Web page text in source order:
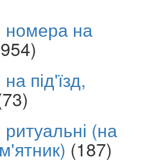
номера на
під'їзд,
(на
(187)